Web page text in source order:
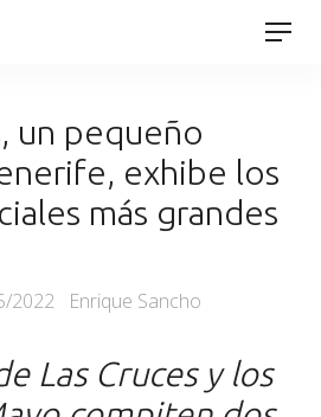
un pequeño
exhibe los
más grandes
2022 Enrique Sancho
Las Cruces y los